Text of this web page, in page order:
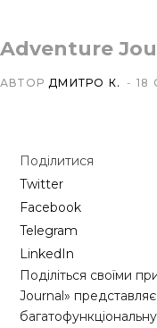
Adventure
АВТОРДМИТРО К. 18
Поділитися
Twitter
Facebook
Telegram
LinkedIn
Поділіться своїми
Journal»